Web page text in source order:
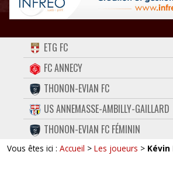
ACCUEIL
FORUM
CONTACT
FACEBOOK
TWITTER
ETG FC
FC ANNECY
THONON-EVIAN FC
US ANNEMASSE-AMBILLY-GAILLARD
THONON-EVIAN FC FÉMININ
Vous êtes ici : Accueil > Les joueurs > Kévin